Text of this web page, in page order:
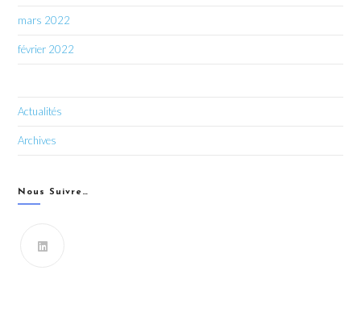
mars 2022
février 2022
Actualités
Archives
Nous Suivre…
Vous souhaitez recevoir les dernières infos du CIPRO